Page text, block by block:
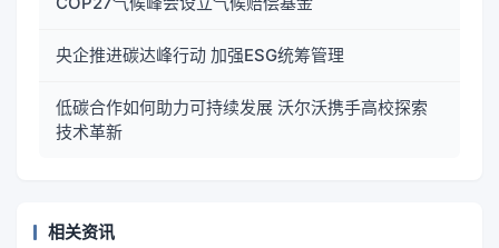
央企推进碳达峰行动 加强ESG统筹管理
低碳合作如何助力可持续发展 沃尔沃携手高校探索
技术革新
相关资讯